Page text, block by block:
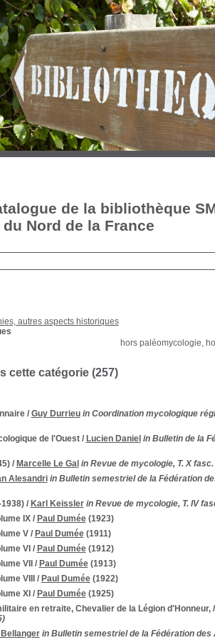
de la bibliothèque
Nord de la France
autres aspects historiques
hors paléomycologie,
cette catégorie (257)
/ Guy Durrieu in Coordination mycologique
de l'Ouest/ Lucien Daniel in Bulletin de la
/ Marcelle Le Gal in Revue de mycologie, T. X
Alesandri in Bulletin semestriel de la Fédération
/ Karl Keissler in Revue de mycologie, T. IV
IX/ Paul Dumée(1923)
V/ Paul Dumée(1911)
VI / Paul Dumée(1912)
VII
/ Paul Dumée(1913)
VIII
/ Paul Dumée(1922)
XI / Paul Dumée(1925)
en retraite, Chevalier de la Légion d'Honneur,
in Bulletin semestriel de la Fédération